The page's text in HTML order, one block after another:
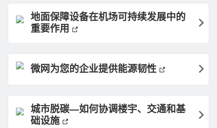
地面保障设备在机场可持续发展中的
重要作用
微网为您的企业提供能源韧性
城市脱碳—如何协调楼宇、交通和基
础设施